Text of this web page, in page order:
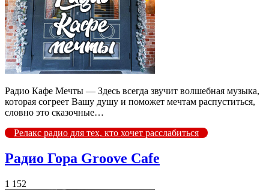
Радио Кафе Мечты — Здесь всегда звучит волшебная музыка,
которая согреет Вашу душу и поможет мечтам распуститься,
словно это сказочные…
Релакс радио для тех, кто хочет расслабиться
Радио Гора Groove Cafe
1 152